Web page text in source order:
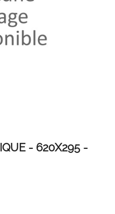
- 620X295 -